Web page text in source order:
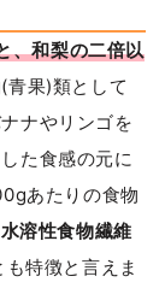
、和梨の二倍以
青果)類として
ナやリンゴを
た食感の元に
あたりの食物
水溶性食物繊維
も特徴と言えま